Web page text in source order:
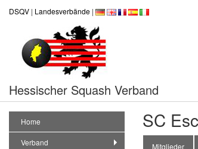
DSQV | Landesverbände |
Hessischer Squash Verband
Home
Verband
SC
Mitglieder